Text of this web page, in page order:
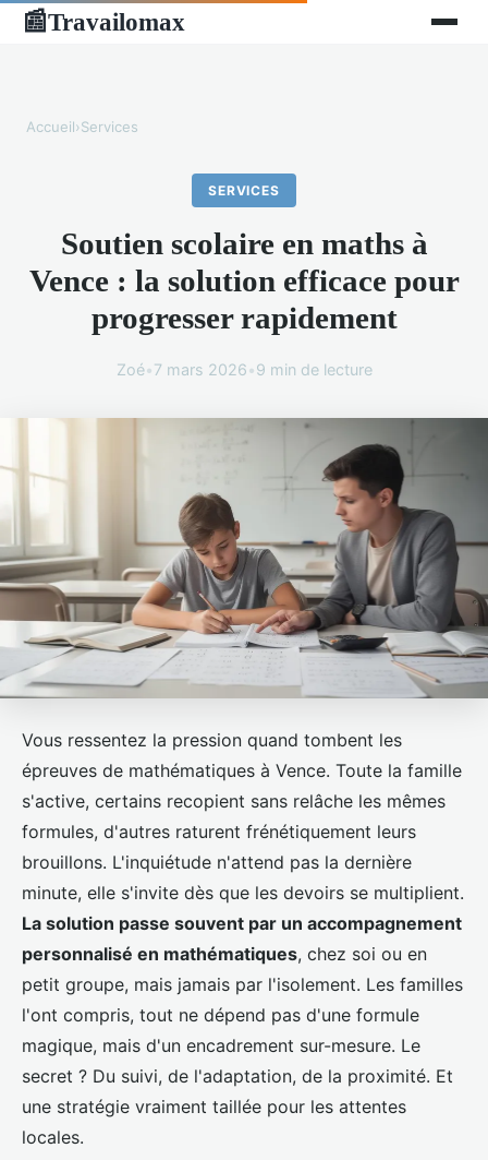
📰Travailomax
Accueil›Services
SERVICES
Soutien scolaire en maths à
Vence : la solution efficace pour
progresser rapidement
Zoé•7 mars 2026•9 min de lecture
Vous ressentez la pression quand tombent les
épreuves de mathématiques à Vence. Toute la famille
s'active, certains recopient sans relâche les mêmes
formules, d'autres raturent frénétiquement leurs
brouillons. L'inquiétude n'attend pas la dernière
minute, elle s'invite dès que les devoirs se multiplient.
La solution passe souvent par un accompagnement
personnalisé en mathématiques, chez soi ou en
petit groupe, mais jamais par l'isolement. Les familles
l'ont compris, tout ne dépend pas d'une formule
magique, mais d'un encadrement sur-mesure. Le
secret ? Du suivi, de l'adaptation, de la proximité. Et
une stratégie vraiment taillée pour les attentes
locales.